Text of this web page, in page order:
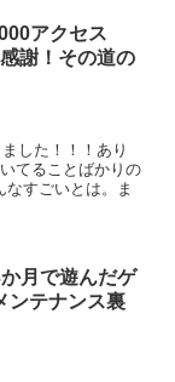
アクセス
謝！その道の
した！！！あり
てることばかりの
すごいとは。ま
月で遊んだゲ
ンテナンス裏